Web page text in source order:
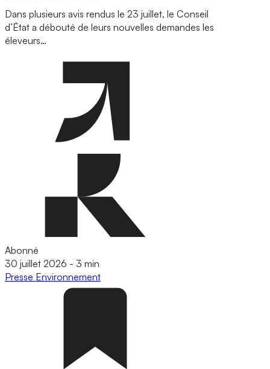
Dans plusieurs avis rendus le 23 juillet, le Conseil
d’État a débouté de leurs nouvelles demandes les
éleveurs…
Abonné
30 juillet 2026 - 3 min
Presse Environnement